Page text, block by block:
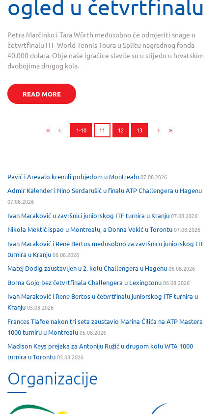
ogled u četvrtfinalu
Petra Marčinko i Tara Würth međusobno će odmjeriti snage u
četvrtfinalu ITF World Tennis Toura u Splitu nagradnog fonda
40.000 dolara. Obje naše igračice slavile su u srijedu u hrvatskim
dvobojima drugog kola.
READ MORE
1-10 11 12 13
Pavić i Arevalo krenuli pobjedom u Montrealu07.08.2026
Admir Kalender i Nino Serdarušić u finalu ATP Challengera u Hagenu
07.08.2026
Ivan Maraković u završnici juniorskog ITF turnira u Kranju07.08.2026
Nikola Mektić ispao u Montrealu, a Donna Vekić u Torontu07.08.2026
Ivan Maraković i Rene Bertos međusobno za završnicu juniorskog ITF
turnira u Kranju06.08.2026
Matej Dodig zaustavljen u 2. kolu Challengera u Hagenu06.08.2026
Borna Gojo bez četvrtfinala Challengera u Lexingtonu06.08.2026
Ivan Maraković i Rene Bertos u četvrtfinalu juniorskog ITF turnira u
Kranju05.08.2026
Frances Tiafoe nakon tri seta zaustavio Marina Čilića na ATP Masters
1000 turniru u Montrealu05.08.2026
Madison Keys prejaka za Antoniju Ružić u drugom kolu WTA 1000
turnira u Torontu05.08.2026
Organizacije